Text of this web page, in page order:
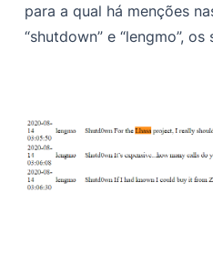
para a qual há menções
“shutdown” e “lengmo”,